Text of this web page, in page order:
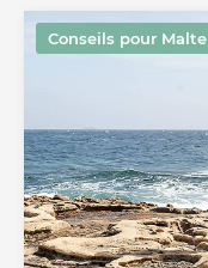
Conseils pour Malte